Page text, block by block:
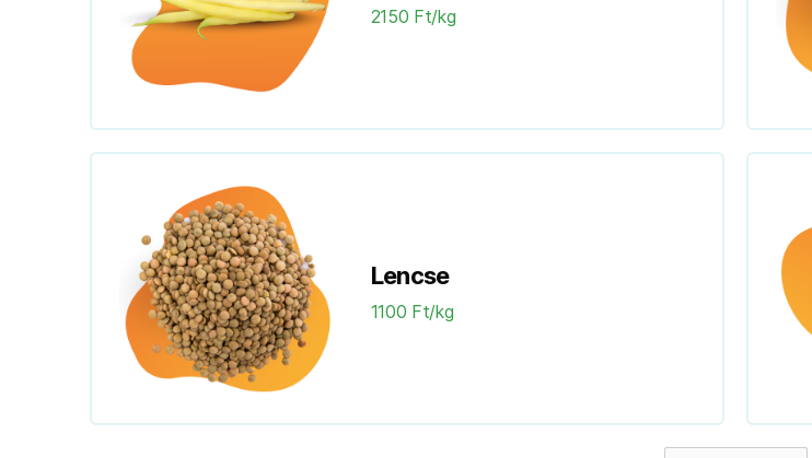
2150 Ft/kg
Lencse
1100 Ft/kg